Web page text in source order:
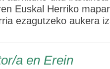
Euskal Herriko
ezagutzeko aukera
a en Erein